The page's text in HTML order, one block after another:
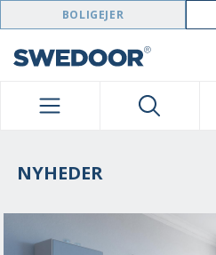
SWEDOOR NAVIGATION
BOLIGEJER
NYHEDER